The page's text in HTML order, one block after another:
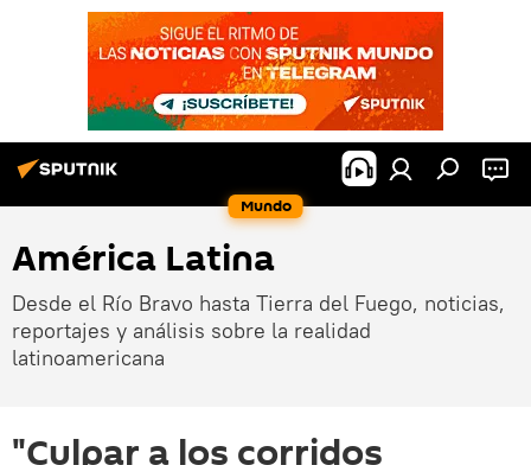
Mundo
América Latina
Desde el Río Bravo hasta Tierra del Fuego, noticias,
reportajes y análisis sobre la realidad
latinoamericana
"Culpar a los corridos